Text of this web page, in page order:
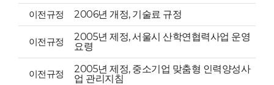
이전규정
2006년 개정, 기술료 규정
이전규정
2005년 제정, 서울시 산학연협력사업 운영
요령
이전규정
2005년 제정, 중소기업 맞춤형 인력양성사
업 관리지침